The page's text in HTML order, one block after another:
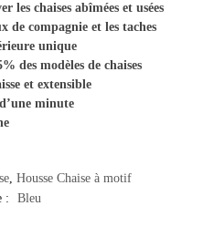
les chaises abîmées et usées
de compagnie et les taches
unique
des modèles de chaises
et extensible
minute
, Housse Chaise à motif
:
Bleu